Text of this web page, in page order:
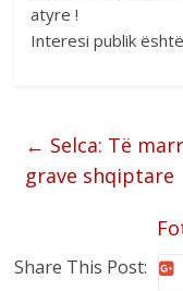
atyre !
Interesi publik
← Selca: Të
grave shqiptare
Share This Post: